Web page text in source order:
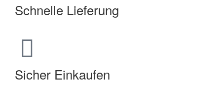
Schnelle Lieferung
Sicher Einkaufen